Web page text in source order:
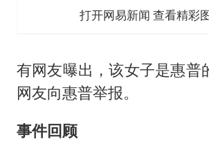
打开网易新闻 查看精彩
有网友曝出，该女子是惠普
网友向惠普举报。
事件回顾